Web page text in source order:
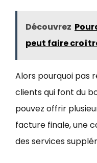
Découvrez
peut faire
Alors pourquoi pas
clients qui font du
pouvez offrir
facture finale, une
des services